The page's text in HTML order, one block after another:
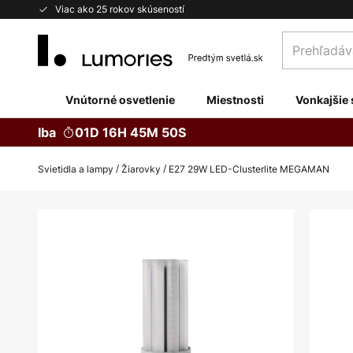
Viac ako 25 rokov skúseností
Skip
obchod
Vnútorné osvetlenie Miestnosti Vonkajšie
Iba 01D 16H 45M 49S
Svietidla a lampy Žiarovky E27 29W LED-Clusterlite MEGAMAN